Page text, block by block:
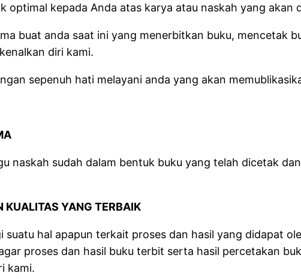
optimal kepada Anda atas karya atau naskah yang akan
buat anda saat ini yang menerbitkan buku, mencetak
diri kami.
sepenuh hati melayani anda yang akan
naskah sudah dalam bentuk buku yang telah dicetak
KUALITAS YANG TERBAIK
hal apapun terkait proses dan hasil yang didapat
proses dan hasil buku terbit serta hasil percetakan
kami.